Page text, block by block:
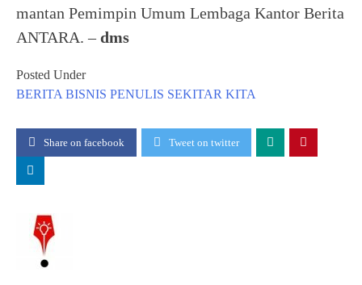
mantan Pemimpin Umum Lembaga Kantor Berita
ANTARA. –dms
Posted Under
BERITA BISNIS PENULIS SEKITAR KITA
Share on facebook Tweet on twitter